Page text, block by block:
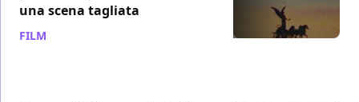
una scena tagliata
FILM